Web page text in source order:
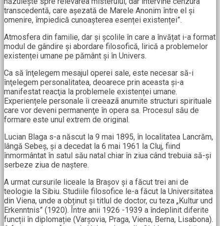
transcedentă, care așezată de Marele Anonim între el și
omenire, împiedică cunoașterea esenței existenței”.
Atmosfera din familie, dar și școlile în care a învățat i-a format
modul de gândire și abordare filosofică, lirică a problemelor
existenței umane pe pământ și în Univers.
Ca să înţelegem mesajul operei sale, este necesar să-i
înţelegem personalitatea, deoarece prin aceasta și-a
manifestat reacţia la problemele existenței umane.
Experiențele personale îi creeazã anumite structuri spirituale
care vor deveni permanenţe în opera sa. Procesul său de
formare este unul extrem de original.
Lucian Blaga s-a născut la 9 mai 1895, în localitatea Lancrăm,
lângă Sebeș, și a decedat la 6 mai 1961 la Cluj, fiind
înmormântat în satul său natal chiar în ziua când trebuia să-și
serbeze ziua de naștere.
A urmat cursurile liceale la Brașov și a făcut trei ani de
teologie la Sibiu. Studiile filosofice le-a făcut la Universitatea
din Viena, unde a obținut și titlul de doctor, cu teza „Kultur und
Erkenntnis” (1920). Între anii 1926 -1939 a îndeplinit diferite
funcții în diplomație (Varșovia, Praga, Viena, Berna, Lisabona).